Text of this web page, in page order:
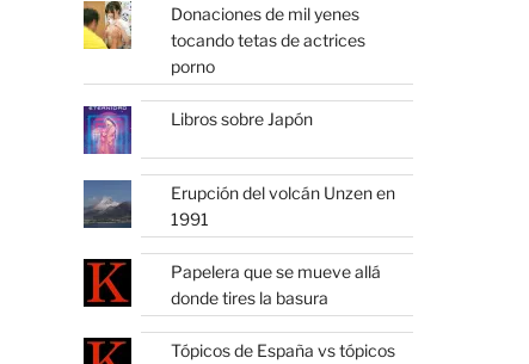
Donaciones de mil yenes
tocando tetas de actrices
porno
Libros sobre Japón
Erupción del volcán Unzen en
1991
Papelera que se mueve allá
donde tires la basura
Tópicos de España vs tópicos